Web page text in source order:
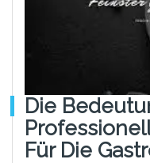
Die
Für Die